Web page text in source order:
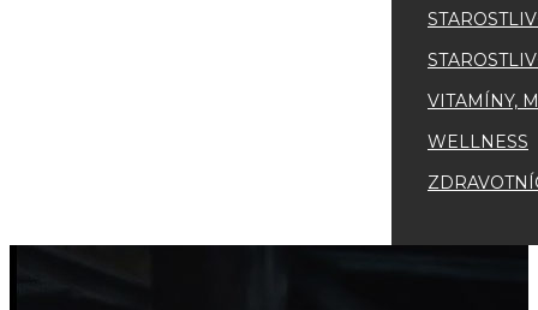
VITAMÍNY,
WELLNESS